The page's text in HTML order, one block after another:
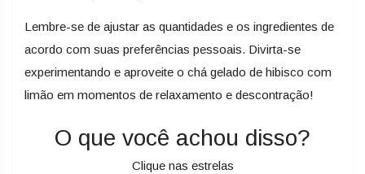
Lembre-se de ajustar as quantidades e os ingredientes de
acordo com suas preferências pessoais. Divirta-se
experimentando e aproveite o chá gelado de hibisco com
limão em momentos de relaxamento e descontração!
O que você achou disso?
Clique nas estrelas